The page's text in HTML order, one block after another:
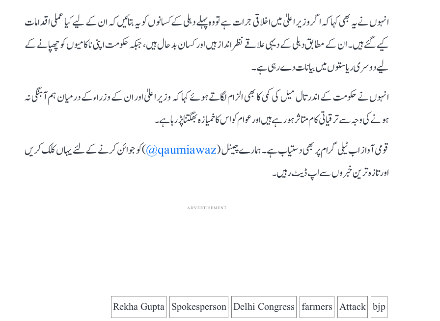
انہوں نے یہ بھی کہا کہ اگر وزیر اعلیٰ میں اخلاقی جرات ہے تو وہ پہلے دہلی کے کسانوں کو یہ بتائیں کہ ان کے لیے کیا عملی اقدامات
کیے گئے ہیں۔ ان کے مطابق دہلی کے دیہی علاقے نظر انداز ہیں اور کسان بدحال ہیں، جبکہ حکومت اپنی ناکامیوں کو چھپانے کے
لیے دوسری ریاستوں میں بیانات دے رہی ہے۔
انہوں نے حکومت کے اندر تال میل کی کمی کا بھی الزام لگاتے ہوئے کہا کہ وزیر اعلیٰ اور ان کے وزراء کے درمیان ہم آہنگی نہ
ہونے کی وجہ سے ترقیاتی کام متاثر ہو رہے ہیں اور عوام کو اس کا خمیازہ بھگتنا پڑ رہا ہے۔
قومی آواز اب ٹیلی گرام پر بھی دستیاب ہے۔ ہمارے چینل (qaumiawaz@
) کو جوائن کرنے کے لئے یہاں کلک کریں
اور تازہ ترین خبروں سے اپ ڈیٹ رہیں۔
ADVERTISEMENT
bjp
Attack
farmers
Delhi Congress
Spokesperson
Rekha Gupta